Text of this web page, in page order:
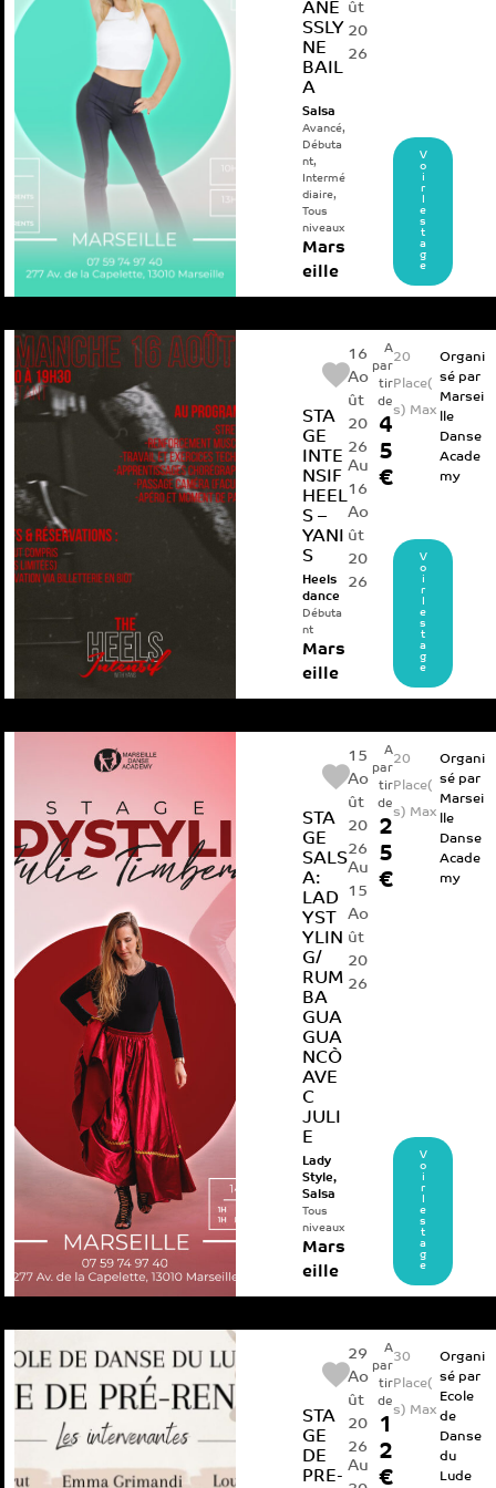
ANE
SSLY
NE
BAIL
A
Salsa
Avancé,
Débuta
nt,
Intermé
diaire,
Tous
niveaux
Mars
eille
ût
20
26
V
o
i
r
e
s
t
a
g
e
STA
GE
INTE
NSIF
HEEL
S –
YANI
S
Heels
dance
Débuta
nt
Mars
eille
16
Ao
ût
20
26
Au
16
Ao
ût
20
26
A
par
tir
de
4
5
€
20
Place(
s) Max
V
o
i
r
e
s
t
a
g
e
Organi
sé par
Marsei
lle
Danse
Acade
my
STA
GE
SALS
A:
LAD
YST
YLIN
G/
RUM
BA
GUA
GUA
NCÒ
AVE
C
JULI
E
Lady
Style,
Salsa
Tous
niveaux
Mars
eille
15
Ao
ût
20
26
Au
15
Ao
ût
20
26
A
par
tir
de
2
5
€
20
Place(
s) Max
V
o
i
r
e
s
t
a
g
e
Organi
sé par
Marsei
lle
Danse
Acade
my
STA
GE
DE
PRE-
29
Ao
ût
20
26
Au
A
par
tir
de
1
2
€
30
Place(
s) Max
Organi
sé par
Ecole
de
Danse
du
Lude